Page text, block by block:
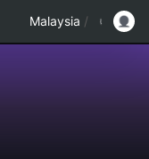
Malaysia /